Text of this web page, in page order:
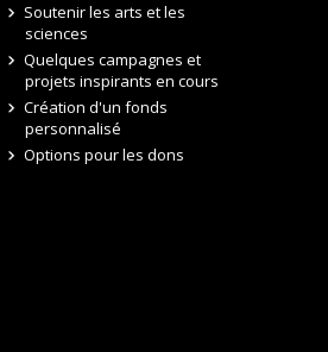
Soutenir les arts et les
sciences
Quelques campagnes et
projets inspirants en cours
Création d'un fonds
personnalisé
Options pour les dons